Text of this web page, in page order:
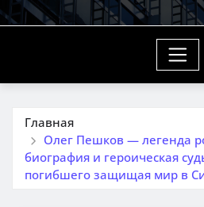
Главная
Олег Пешков — легенда
биография и героическая
погибшего защищая мир в